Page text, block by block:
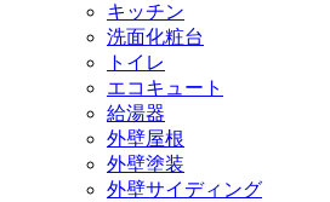
キッチン
洗面化粧台
トイレ
エコキュート
給湯器
外壁屋根
外壁塗装
外壁サイディング